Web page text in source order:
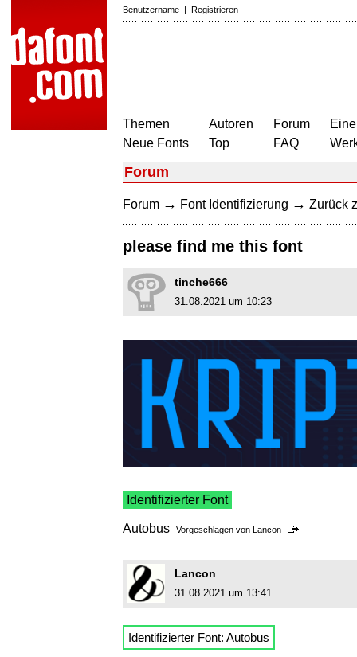
Benutzername | Registrieren
Themen
Neue Fonts
Autoren
Top
Forum
FAQ
Forum
Forum → Font Identifizierung → Zurück
please find me this font
tinche666
31.08.2021 um 10:23
Identifizierter Font
Autobus Vorgeschlagen von Lancon
Lancon
31.08.2021 um 13:41
Identifizierter Font: Autobus